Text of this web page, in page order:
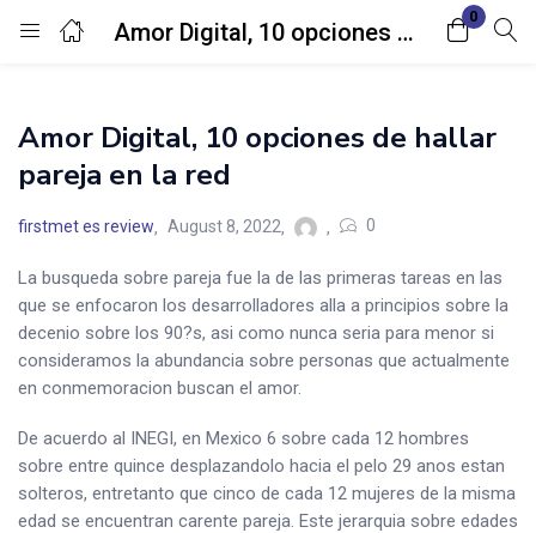
Amor Digital, 10 opciones de hallar pareja en la red
0
Login
Enter your username and password to login.
Lost password?
Amor Digital, 10 opciones de hallar
pareja en la red
firstmet es review August 8, 2022 0
La busqueda sobre pareja fue la de las primeras tareas en las
que se enfocaron los desarrolladores alla a principios sobre la
decenio sobre los 90?s, asi­ como nunca seri­a para menor si
consideramos la abundancia sobre personas que actualmente
en conmemoracion buscan el amor.
De acuerdo al INEGI, en Mexico 6 sobre cada 12 hombres
sobre entre quince desplazandolo hacia el pelo 29 anos estan
solteros, entretanto que cinco de cada 12 mujeres de la misma
edad se encuentran carente pareja. Este jerarqui­a sobre edades